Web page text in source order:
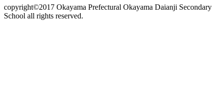
copyright©2017 Okayama Prefectural Okayama Daianji Secondary
School all rights reserved.